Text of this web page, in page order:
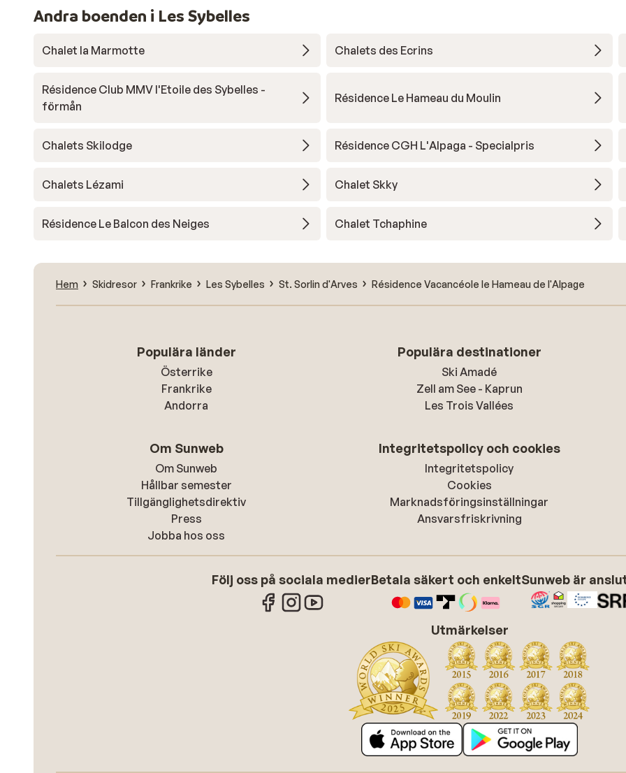
Andra boenden i Les Sybelles
Chalet la Marmotte Chalets des Ecrins
Résidence Club MMV l'Etoile des Sybelles -
förmån
Résidence Le Hameau du Moulin
Chalets Skilodge Résidence CGH L'Alpaga - Specialpris
Chalets Lézami Chalet Skky
Résidence Le Balcon des Neiges Chalet Tchaphine
Hem Skidresor Frankrike Les Sybelles St. Sorlin d'Arves Résidence Vacancéole le Hameau de l'Alpage
Populära länder
Österrike
Frankrike
Andorra
Populära destinationer
Ski Amadé
Zell am See - Kaprun
Les Trois Vallées
Om Sunweb
Om Sunweb
Hållbar semester
Tillgänglighetsdirektiv
Press
Jobba hos oss
Integritetspolicy och cookies
Integritetspolicy
Cookies
Marknadsföringsinställningar
Ansvarsfriskrivning
Följ oss på sociala medierBetala säkert och enkeltSunweb är
Utmärkelser